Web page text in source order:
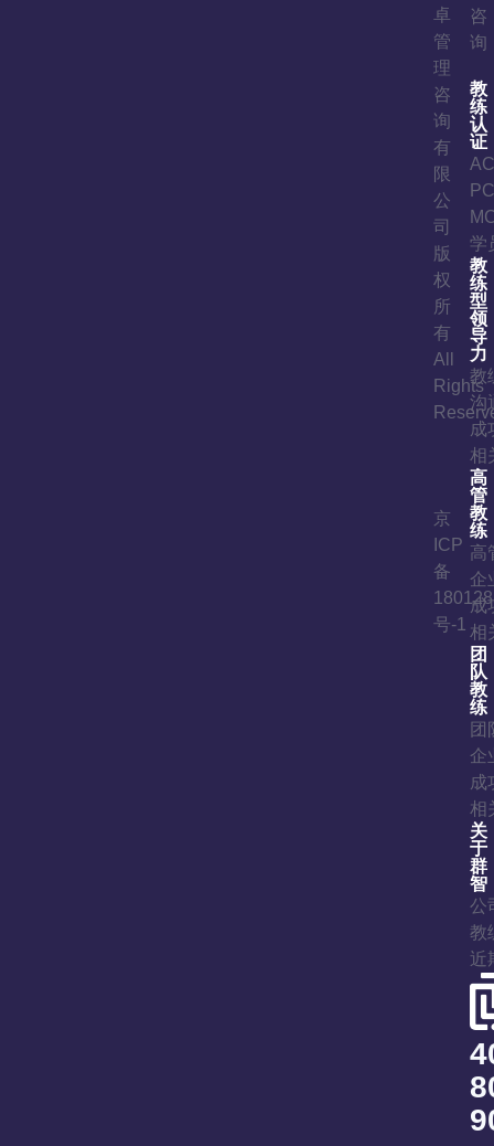
教
练
认
证
学
教
练
型
领
导
力
教
沟
成
相
高
管
教
练
高
企
成
相
团
队
教
练
团
企
成
相
关
于
群
智
公
教
近
咨
询
卓
管
理
咨
询
有
限
公
司
版
权
所
有
All
Rights
京
ICP
备
号-1